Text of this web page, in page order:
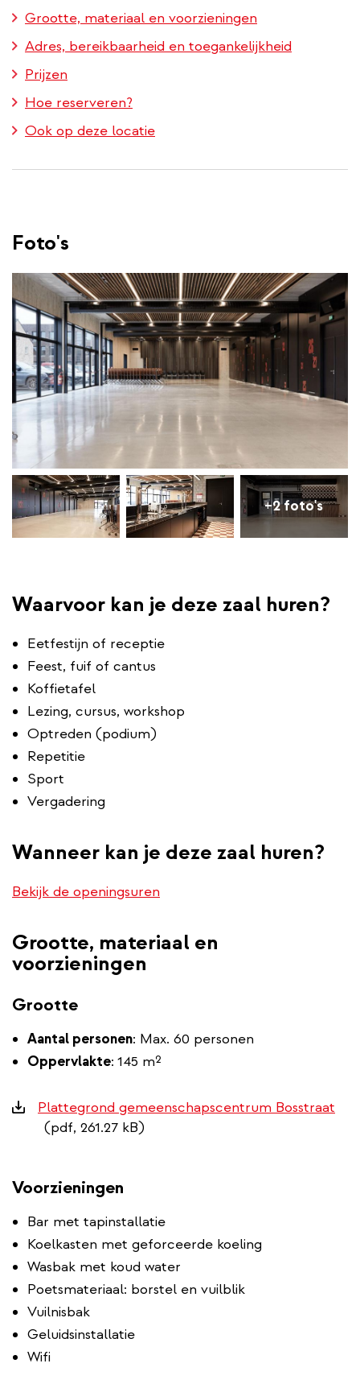
Grootte, materiaal en voorzieningen
Adres, bereikbaarheid en toegankelijkheid
Prijzen
Hoe reserveren?
Ook op deze locatie
+2 foto's
Foto's
Waarvoor kan je deze zaal huren?
Eetfestijn of receptie
Feest, fuif of cantus
Koffietafel
Lezing, cursus, workshop
Optreden (podium)
Repetitie
Sport
Vergadering
Wanneer kan je deze zaal huren?
Bekijk de openingsuren
Grootte, materiaal en
voorzieningen
Grootte
Aantal personen: Max. 60 personen
Oppervlakte: 145 m²
Downloads
Plattegrond gemeenschapscentrum Bosstraat
(pdf, 261.27 kB)
Voorzieningen
Bar met tapinstallatie
Koelkasten met geforceerde koeling
Wasbak met koud water
Poetsmateriaal: borstel en vuilblik
Vuilnisbak
Geluidsinstallatie
Wifi